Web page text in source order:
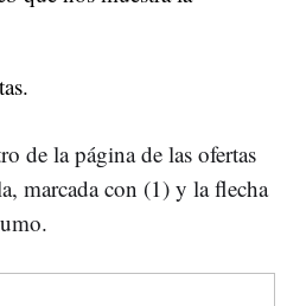
de la página de las ofertas
marcada con (1) y la flecha